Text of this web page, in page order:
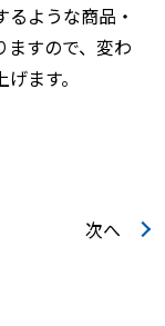
ような商品・
ますので、変わ
ます。
次へ